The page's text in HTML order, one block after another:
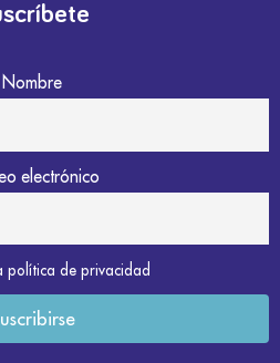
Nombre
electrónico
política de privacidad